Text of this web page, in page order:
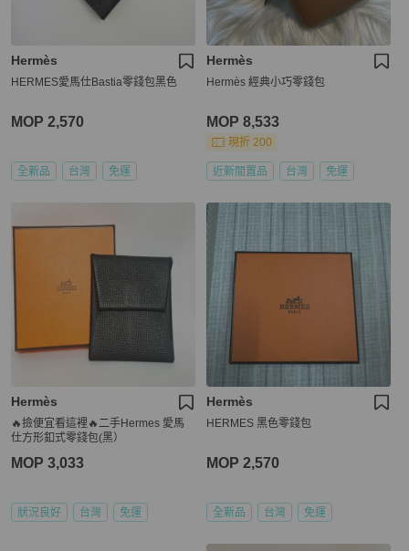
Hermès
HERMES愛馬仕Bastia零錢包黑色
MOP 2,570
全新品 台灣 免運
Hermès
Hermès 經典小巧零錢包
MOP 8,533
現折 200
近新閒置品 台灣 免運
Hermès
🔥撿便宜看這裡🔥二手Hermes 愛馬
仕方形釦式零錢包(黑）
MOP 3,033
狀況良好 台灣 免運
Hermès
HERMES 黑色零錢包
MOP 2,570
全新品 台灣 免運